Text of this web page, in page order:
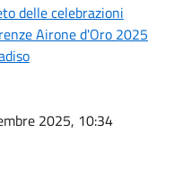
delle celebrazioni
Airone d'Oro 2025
2025, 10:34